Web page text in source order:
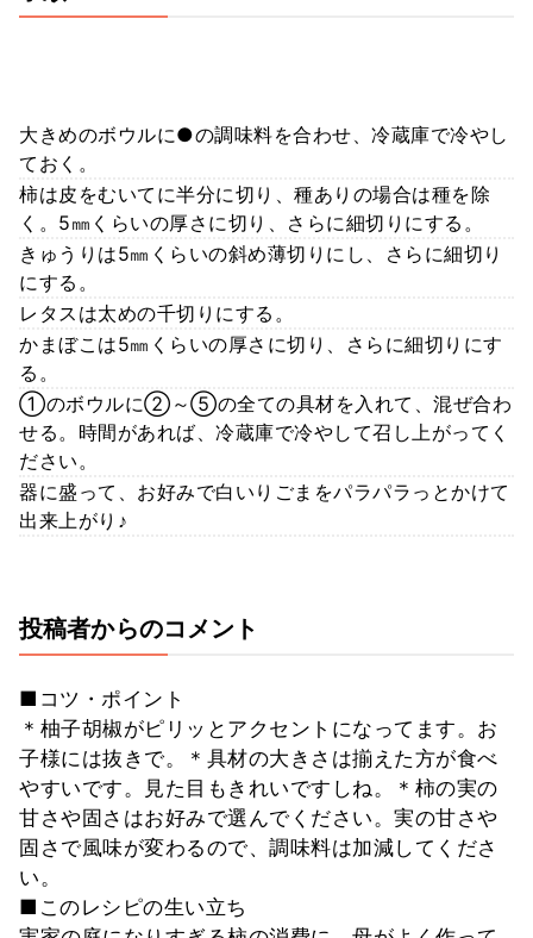
大きめのボウルに●の調味料を合わせ、冷蔵庫で冷やし
ておく。
柿は皮をむいてに半分に切り、種ありの場合は種を除
く。5㎜くらいの厚さに切り、さらに細切りにする。
きゅうりは5㎜くらいの斜め薄切りにし、さらに細切り
にする。
レタスは太めの千切りにする。
かまぼこは5㎜くらいの厚さに切り、さらに細切りにす
る。
①のボウルに②～⑤の全ての具材を入れて、混ぜ合わ
せる。時間があれば、冷蔵庫で冷やして召し上がってく
ださい。
器に盛って、お好みで白いりごまをパラパラっとかけて
出来上がり♪
投稿者からのコメント
■コツ・ポイント
＊柚子胡椒がピリッとアクセントになってます。お
子様には抜きで。＊具材の大きさは揃えた方が食べ
やすいです。見た目もきれいですしね。＊柿の実の
甘さや固さはお好みで選んでください。実の甘さや
固さで風味が変わるので、調味料は加減してくださ
い。
■このレシピの生い立ち